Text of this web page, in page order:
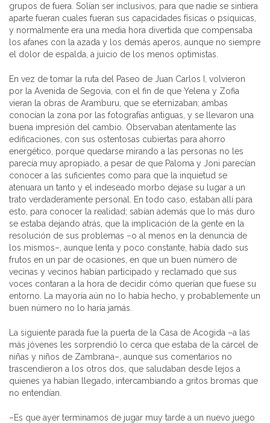
grupos de fuera. Solían ser inclusivos, para que nadie se sintiera
aparte fueran cuales fueran sus capacidades físicas o psíquicas,
y normalmente era una media hora divertida que compensaba
los afanes con la azada y los demás aperos, aunque no siempre
el dolor de espalda, a juicio de los menos optimistas.
En vez de tomar la ruta del Paseo de Juan Carlos I, volvieron
por la Avenida de Segovia, con el fin de que Yelena y Zofia
vieran la obras de Aramburu, que se eternizaban; ambas
conocían la zona por las fotografías antiguas, y se llevaron una
buena impresión del cambio. Observaban atentamente las
edificaciones, con sus ostentosas cubiertas para ahorro
energético, porque quedarse mirando a las personas no les
parecía muy apropiado, a pesar de que Paloma y Joni parecían
conocer a las suficientes como para que la inquietud se
atenuara un tanto y el indeseado morbo dejase su lugar a un
trato verdaderamente personal. En todo caso, estaban allí para
esto, para conocer la realidad; sabían además que lo más duro
se estaba dejando atrás, que la implicación de la gente en la
resolución de sus problemas –o al menos en la denuncia de
los mismos–, aunque lenta y poco constante, había dado sus
frutos en un par de ocasiones, en que un buen número de
vecinas y vecinos habían participado y reclamado que sus
voces contaran a la hora de decidir cómo querían que fuese su
entorno. La mayoría aún no lo había hecho, y probablemente un
buen número no lo haría jamás.
La siguiente parada fue la puerta de la Casa de Acogida –a las
más jóvenes les sorprendió lo cerca que estaba de la cárcel de
niñas y niños de Zambrana–, aunque sus comentarios no
trascendieron a los otros dos, que saludaban desde lejos a
quienes ya habían llegado, intercambiando a gritos bromas que
no entendían.
–Es que ayer terminamos de jugar muy tarde a un nuevo juego